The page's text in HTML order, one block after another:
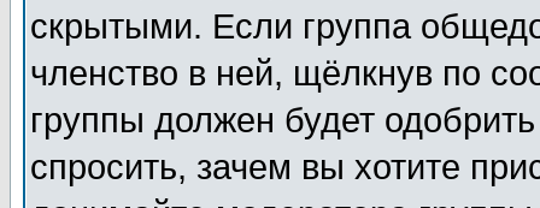
скрытыми. Если группа
членство в ней, щёлкнув по
группы должен будет
спросить, зачем вы хотите